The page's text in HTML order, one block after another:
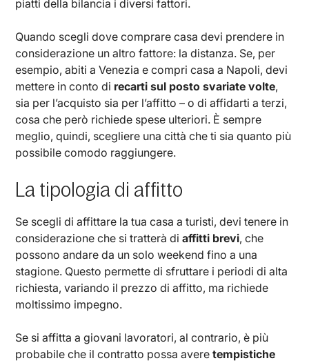
piatti della bilancia i diversi fattori.
Quando scegli dove comprare casa devi prendere in
considerazione un altro fattore: la distanza. Se, per
esempio, abiti a Venezia e compri casa a Napoli, devi
mettere in conto di recarti sul posto svariate volte,
sia per l’acquisto sia per l’affitto – o di affidarti a terzi,
cosa che però richiede spese ulteriori. È sempre
meglio, quindi, scegliere una città che ti sia quanto più
possibile comodo raggiungere.
La tipologia di affitto
Se scegli di affittare la tua casa a turisti, devi tenere in
considerazione che si tratterà diaffitti brevi, che
possono andare da un solo weekend fino a una
stagione. Questo permette di sfruttare i periodi di alta
richiesta, variando il prezzo di affitto, ma richiede
moltissimo impegno.
Se si affitta a giovani lavoratori, al contrario, è più
probabile che il contratto possa averetempistiche